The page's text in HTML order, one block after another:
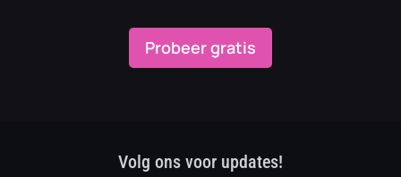
Probeer gratis
Volg ons voor updates!